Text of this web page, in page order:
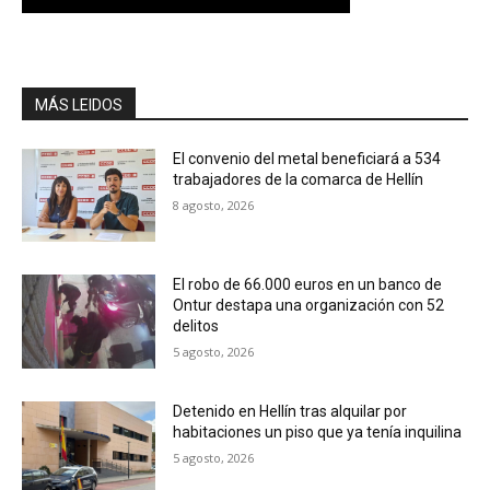
MÁS LEIDOS
El convenio del metal beneficiará a 534
trabajadores de la comarca de Hellín
8 agosto, 2026
El robo de 66.000 euros en un banco de
Ontur destapa una organización con 52
delitos
5 agosto, 2026
Detenido en Hellín tras alquilar por
habitaciones un piso que ya tenía inquilina
5 agosto, 2026